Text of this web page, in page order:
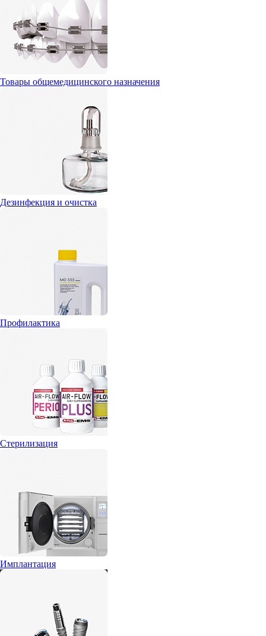
Товары общемедицинского назначения
Дезинфекция и очистка
Профилактика
Стерилизация
Имплантация